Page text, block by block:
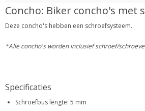
Concho: Biker concho's met
Deze concho's hebben een schroefsysteem.
*Alle concho's worden inclusief schroef/
Specificaties
Schroefbus lengte: 5 mm